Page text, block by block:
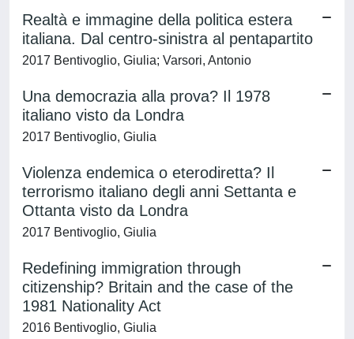
Realtà e immagine della politica estera
italiana. Dal centro-sinistra al pentapartito
2017 Bentivoglio, Giulia; Varsori, Antonio
Una democrazia alla prova? Il 1978
italiano visto da Londra
2017 Bentivoglio, Giulia
Violenza endemica o eterodiretta? Il
terrorismo italiano degli anni Settanta e
Ottanta visto da Londra
2017 Bentivoglio, Giulia
Redefining immigration through
citizenship? Britain and the case of the
1981 Nationality Act
2016 Bentivoglio, Giulia